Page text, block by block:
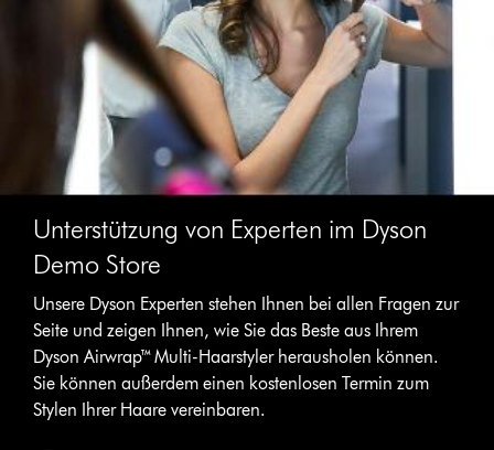
Unterstützung von Experten im Dyson
Demo Store
Unsere Dyson Experten stehen Ihnen bei allen Fragen zur
Seite und zeigen Ihnen, wie Sie das Beste aus Ihrem
Dyson Airwrap™ Multi-Haarstyler herausholen können.
Sie können außerdem einen kostenlosen Termin zum
Stylen Ihrer Haare vereinbaren.